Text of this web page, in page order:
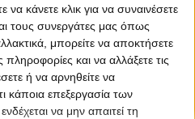
κάνετε κλικ για να συναινέσετε
τους συνεργάτες μας όπως
μπορείτε να αποκτήσετε
και να αλλάξετε τις
ή να αρνηθείτε να
κάποια επεξεργασία των
να μην απαιτεί τη